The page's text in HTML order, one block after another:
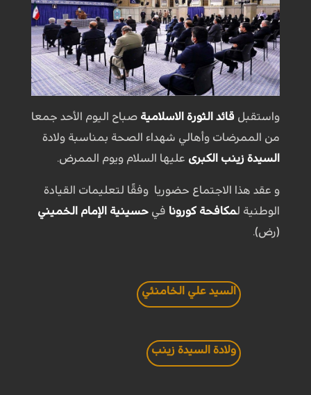
واستقبل قائد الثورة الاسلامية صباح اليوم الأحد جمعا
من الممرضات وأهالي شهداء الصحة بمناسبة ولادة
السيدة زينب الكبرى عليها السلام ويوم الممرض.
و عقد هذا الاجتماع حضوريا وفقًا لتعليمات القيادة
الوطنية لمكافحة كورونا في حسينية الإمام الخميني
(رض).
السيد علي الخامنئي
ولادة السيدة زينب